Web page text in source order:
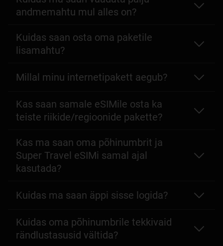
andmemahtu mul alles on?
Kuidas saan osta oma paketile
lisamahtu?
Millal minu internetipakett aegub?
Kas saan samale eSIMile osta ka
teiste riikide/regioonide pakette?
Kas ma saan oma põhinumbrit ja
Super Travel eSIMi samal ajal
kasutada?
Kuidas ma saan äppi sisse logida?
Kuidas oma põhinumbrile tekkivaid
rändlustasusid vältida?